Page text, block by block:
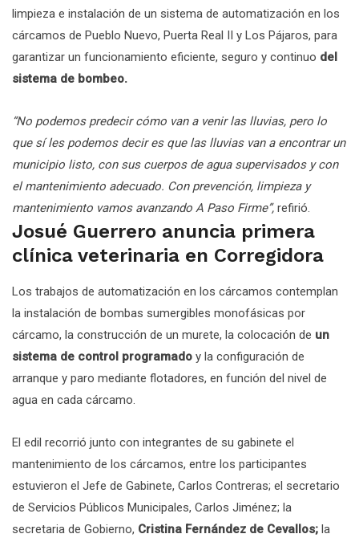
limpieza e instalación de un sistema de automatización en los
cárcamos de Pueblo Nuevo, Puerta Real II y Los Pájaros, para
garantizar un funcionamiento eficiente, seguro y continuo del
sistema de bombeo.
“No podemos predecir cómo van a venir las lluvias, pero lo
que sí les podemos decir es que las lluvias van a encontrar un
municipio listo, con sus cuerpos de agua supervisados y con
el mantenimiento adecuado. Con prevención, limpieza y
mantenimiento vamos avanzando A Paso Firme”, refirió.
Josué Guerrero anuncia primera
clínica veterinaria en Corregidora
Los trabajos de automatización en los cárcamos contemplan
la instalación de bombas sumergibles monofásicas por
cárcamo, la construcción de un murete, la colocación de un
sistema de control programado y la configuración de
arranque y paro mediante flotadores, en función del nivel de
agua en cada cárcamo.
El edil recorrió junto con integrantes de su gabinete el
mantenimiento de los cárcamos, entre los participantes
estuvieron el Jefe de Gabinete, Carlos Contreras; el secretario
de Servicios Públicos Municipales, Carlos Jiménez; la
secretaria de Gobierno, Cristina Fernández de Cevallos; la